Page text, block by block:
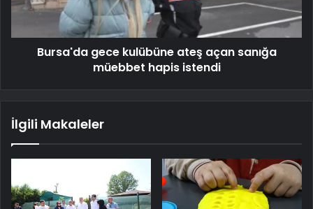
Bursa'da gece kulübüne ateş açan sanığa
müebbet hapis istendi
İlgili Makaleler